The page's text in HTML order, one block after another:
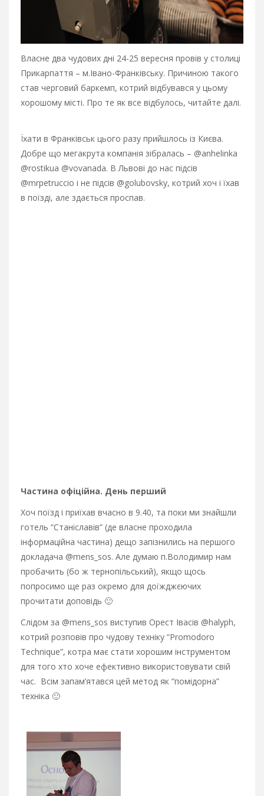
Власне два чудових дні 24-25 вересня провів у столиці
Прикарпаття – м.Івано-Франківську. Причиною такого
став черговий баркемп, котрий відбувався у цьому
хорошому місті. Про те як все відбулось, читайте далі.
Їхати в Франківськ цього разу прийшлось із Києва.
Добре що мегакрута компанія зібралась – @anhelinka
@rostikua @vovanada. В Львові до нас підсів
@mrpetruccio і не підсів @golubovsky, котрий хоч і їхав
в поїзді, але здається проспав.
Частина офіційна. День перший
Хоч поїзд і приїхав вчасно в 9.40, та поки ми знайшли
готель “Станіславів” (де власне проходила
інформаційна частина) дещо запізнились на першого
докладача @mens_sos. Але думаю п.Володимир нам
пробачить (бо ж тернопільський), якщо щось
попросимо ще раз окремо для доїжджєючих
прочитати доповідь 🙂
Слідом за @mens_sos виступив Орест Івасів @halyph,
котрий розповів про чудову техніку “Promodoro
Technique”, котра має стати хорошим інструментом
для того хто хоче ефективно використовувати свій
час. Всім запам’ятався цей метод як “помідорна”
техніка 🙂